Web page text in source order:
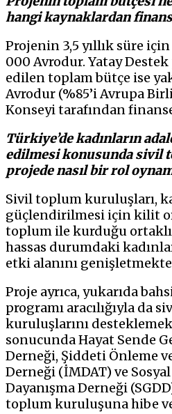
hangi kaynaklardan
Projenin 3,5 yıllık süre
000 Avrodur. Yatay
edilen toplam bütçe ise
Avrodur (%85’i Avrupa
Konseyi tarafından
Türkiye’de kadınların
edilmesi konusunda sivil
projede nasıl bir rol
Sivil toplum kuruluşları,
güçlendirilmesi için kilit
toplum ile kurduğu
hassas durumdaki
etki alanını
Proje ayrıca, yukarıda
programı aracılığıyla da
kuruluşlarını
sonucunda Hayat Sende
Derneği, Şiddeti Önleme
Derneği (İMDAT) ve
Dayanışma Derneği
toplum kuruluşuna hibe